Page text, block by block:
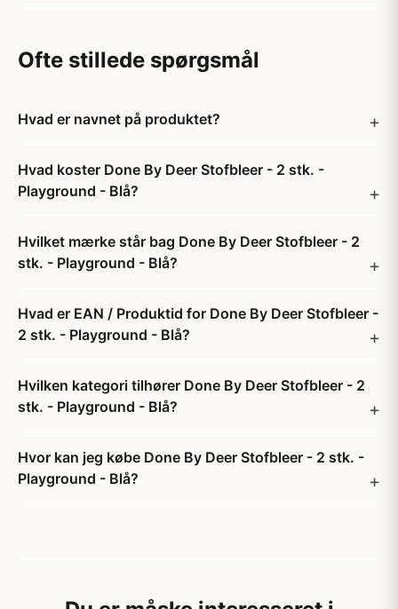
Ofte stillede spørgsmål
Hvad er navnet på produktet?
Hvad koster Done By Deer Stofbleer - 2 stk. -
Playground - Blå?
Hvilket mærke står bag Done By Deer Stofbleer - 2
stk. - Playground - Blå?
Hvad er EAN / Produktid for Done By Deer Stofbleer -
2 stk. - Playground - Blå?
Hvilken kategori tilhører Done By Deer Stofbleer - 2
stk. - Playground - Blå?
Hvor kan jeg købe Done By Deer Stofbleer - 2 stk. -
Playground - Blå?